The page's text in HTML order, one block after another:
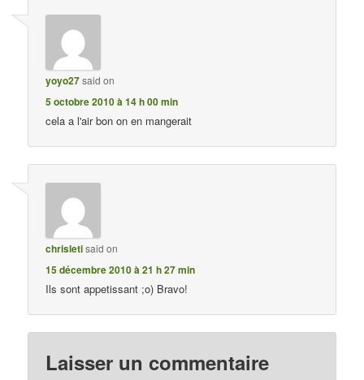
yoyo27said on
5 octobre 2010 à 14 h 00 min
cela a l'air bon on en mangerait
chrisletisaid on
15 décembre 2010 à 21 h 27 min
Ils sont appetissant ;o) Bravo!
Laisser un commentaire